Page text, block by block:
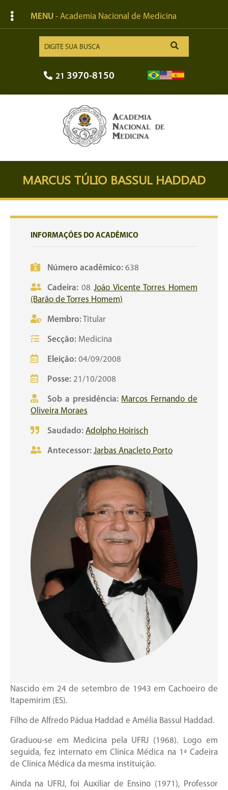
MENU - Academia Nacional de Medicina
21 3970-8150
MARCUS TÚLIO BASSUL HADDAD
INFORMAÇÕES DO ACADÊMICO
Número acadêmico: 638
Cadeira:08João Vicente Torres Homem
(Barão de Torres Homem)
Membro:Titular
Secção: Medicina
Eleição: 04/09/2008
Posse: 21/10/2008
Sob a presidência: Marcos Fernando de
Oliveira Moraes
Saudado: Adolpho Hoirisch
Antecessor: Jarbas Anacleto Porto
Nascido em 24 de setembro de 1943 em Cachoeiro de
Itapemirim (ES).
Filho de Alfredo Pádua Haddad e Amélia Bassul Haddad.
Graduou-se em Medicina pela UFRJ (1968). Logo em
seguida, fez internato em Clínica Médica na 1ª Cadeira
de Clínica Médica da mesma instituição.
Ainda na UFRJ, foi Auxiliar de Ensino (1971), Professor